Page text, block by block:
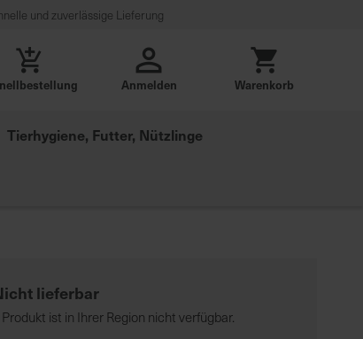
und zuverlässige Lieferung
Anmelden Warenkorb
Tierhygiene, Futter, Nützlinge
lieferbar
ist in Ihrer Region nicht verfügbar.